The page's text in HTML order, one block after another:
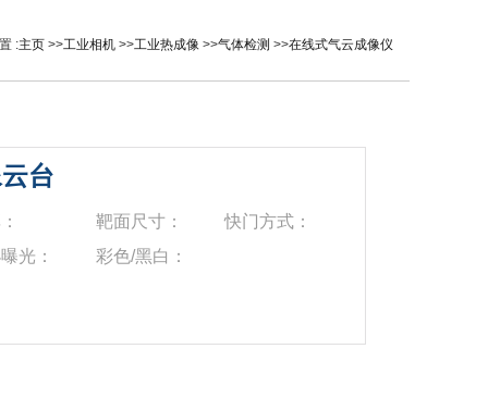
:主页 >>工业相机 >>工业热成像 >>气体检测 >>在线式气云成像仪
台
靶面尺寸：
快门方式：
光： 彩色/黑白：